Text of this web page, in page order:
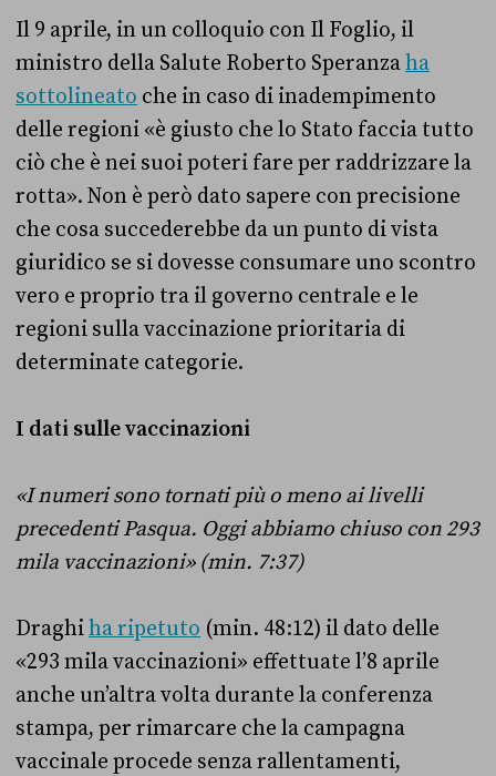
Il 9 aprile, in un colloquio con Il Foglio, il
ministro della Salute Roberto Speranzaha
sottolineato che in caso di inadempimento
delle regioni «è giusto che lo Stato faccia tutto
ciò che è nei suoi poteri fare per raddrizzare la
rotta». Non è però dato sapere con precisione
che cosa succederebbe da un punto di vista
giuridico se si dovesse consumare uno scontro
vero e proprio tra il governo centrale e le
regioni sulla vaccinazione prioritaria di
determinate categorie.
I dati sulle vaccinazioni
«I numeri sono tornati più o meno ai livelli
precedenti Pasqua. Oggi abbiamo chiuso con 293
mila vaccinazioni» (min. 7:37)
Draghiha ripetuto (min. 48:12) il dato delle
«293 mila vaccinazioni» effettuate l’8 aprile
anche un’altra volta durante la conferenza
stampa, per rimarcare che la campagna
vaccinale procede senza rallentamenti,